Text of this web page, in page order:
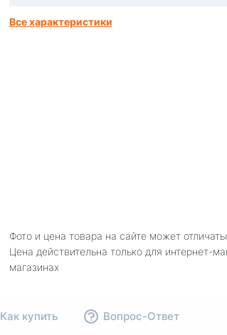
Все характеристики
Фото и цена товара на сайте может
Цена действительна только для интернет-
магазинах
Как купить Вопрос-Ответ